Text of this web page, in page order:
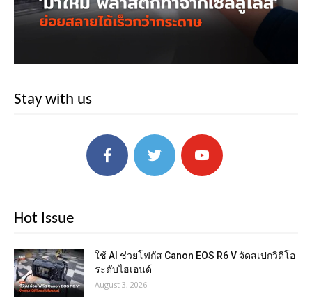
Stay with us
Hot Issue
ใช้ AI ช่วยโฟกัส Canon EOS R6 V จัดสเปกวิดีโอ
ระดับไฮเอนด์
August 3, 2026